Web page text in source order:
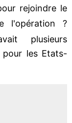
rejoindre le
l'opération ?
plusieurs
les Etats-